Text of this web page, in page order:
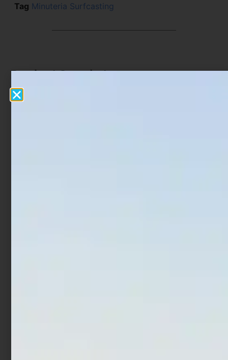
Tag Minuteria Surfcasting
Prodotti Correlati